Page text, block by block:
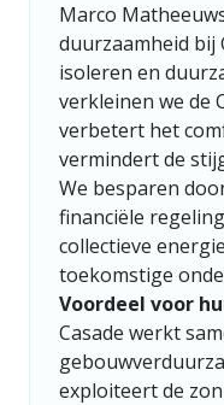
Marco
duurzaamheid bij
isoleren en
verkleinen we de
verbetert het
vermindert de
We besparen
financiële
collectieve
toekomstige
Voordeel voor
Casade werkt
exploiteert de